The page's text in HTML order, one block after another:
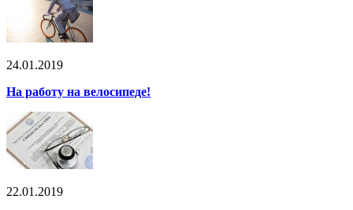
24.01.2019
На работу на велосипеде!
22.01.2019